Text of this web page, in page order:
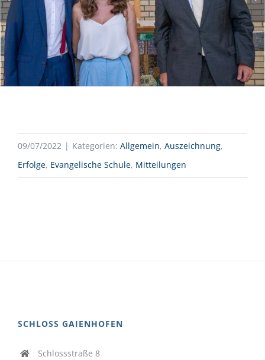
09/07/2022 | Kategorien: Allgemein, Auszeichnung,
Erfolge, Evangelische Schule, Mitteilungen
SCHLOSS GAIENHOFEN
Schlossstraße 8